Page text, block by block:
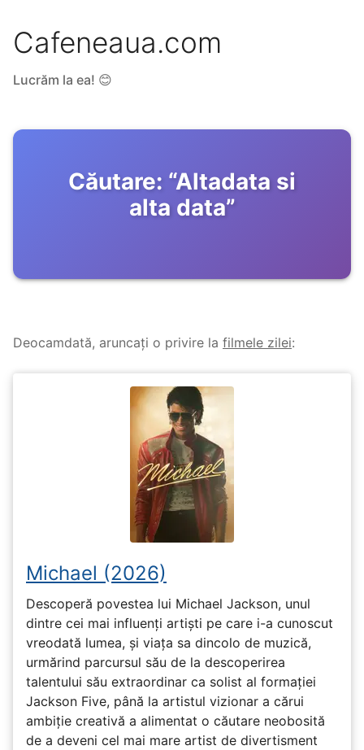
Cafeneaua.com
Lucrăm la ea! 😊
Căutare: “Altadata si
alta data”
Deocamdată, aruncați o privire la filmele zilei:
Michael (2026)
Descoperă povestea lui Michael Jackson, unul
dintre cei mai influenți artiști pe care i-a cunoscut
vreodată lumea, și viața sa dincolo de muzică,
urmărind parcursul său de la descoperirea
talentului său extraordinar ca solist al formației
Jackson Five, până la artistul vizionar a cărui
ambiție creativă a alimentat o căutare neobosită
de a deveni cel mai mare artist de divertisment